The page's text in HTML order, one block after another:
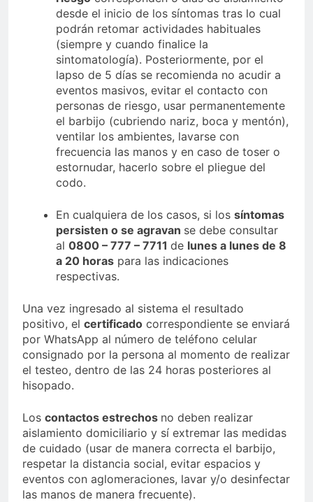
desde el inicio de los síntomas tras lo cual
podrán retomar actividades habituales
(siempre y cuando finalice la
sintomatología). Posteriormente, por el
lapso de 5 días se recomienda no acudir a
eventos masivos, evitar el contacto con
personas de riesgo, usar permanentemente
el barbijo (cubriendo nariz, boca y mentón),
ventilar los ambientes, lavarse con
frecuencia las manos y en caso de toser o
estornudar, hacerlo sobre el pliegue del
codo.
En cualquiera de los casos, si los síntomas
persisten o se agravan se debe consultar
al 0800 – 777 – 7711 de lunes a lunes de 8
a 20 horas para las indicaciones
respectivas.
Una vez ingresado al sistema el resultado
positivo, el certificado correspondiente se enviará
por WhatsApp al número de teléfono celular
consignado por la persona al momento de realizar
el testeo, dentro de las 24 horas posteriores al
hisopado.
Los contactos estrechos no deben realizar
aislamiento domiciliario y sí extremar las medidas
de cuidado (usar de manera correcta el barbijo,
respetar la distancia social, evitar espacios y
eventos con aglomeraciones, lavar y/o desinfectar
las manos de manera frecuente).